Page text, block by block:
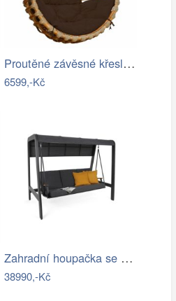
Proutěné závěsné křeslo Elis, přírodní…
6599,-Kč
Zahradní houpačka se stříškou GH434015
38990,-Kč